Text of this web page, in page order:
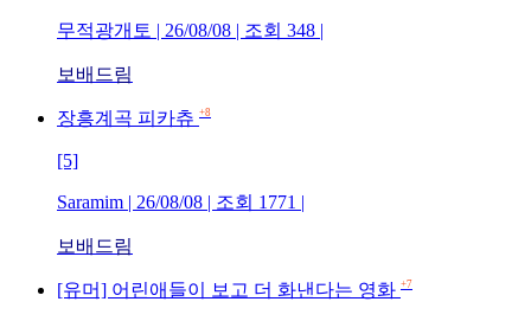
무적광개토 | 26/08/08 | 조회 348 |
보배드림
장흥계곡 피카츄 +8
[5]
Saramim | 26/08/08 | 조회 1771 |
보배드림
[유머] 어린애들이 보고 더 화낸다는 영화 +7